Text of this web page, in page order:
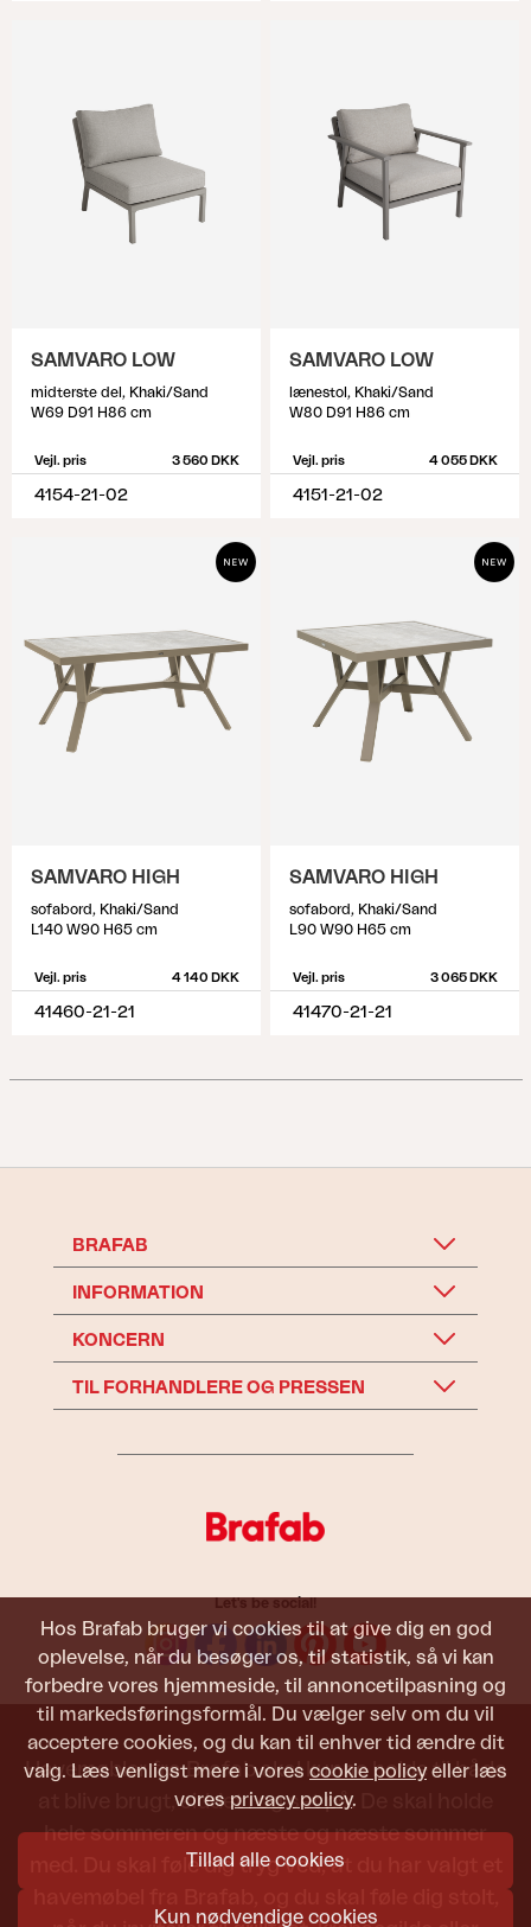
Hos Brafab bruger vi cookies til at give dig en god
oplevelse, når du besøger os, til statistik, så vi kan
forbedre vores hjemmeside, til annoncetilpasning og
til markedsføringsformål. Du vælger selv om du vil
acceptere cookies, og du kan til enhver tid ændre dit
valg. Læs venligst mere i vores cookie policy eller læs
vores privacy policy.
Tillad alle cookies
Kun nødvendige cookies
SAMVARO LOW
midterste del, Khaki/Sand
W69 D91 H86 cm
Vejl. pris 3 560 DKK
4154-21-02
SAMVARO LOW
lænestol, Khaki/Sand
W80 D91 H86 cm
Vejl. pris 4 055 DKK
4151-21-02
SAMVARO HIGH
sofabord, Khaki/Sand
L140 W90 H65 cm
Vejl. pris 4 140 DKK
41460-21-21
SAMVARO HIGH
sofabord, Khaki/Sand
L90 W90 H65 cm
Vejl. pris 3 065 DKK
41470-21-21
BRAFAB
INFORMATION
KONCERN
TIL FORHANDLERE OG PRESSEN
Let's be social!
Havemøbler fra Brafab skal kunne holde til både
at blive brugt, siddet i og set på. De skal holde
hele sommeren og næste og næste sommer
med. Du skal føle dig tryg ved, at du har valgt et